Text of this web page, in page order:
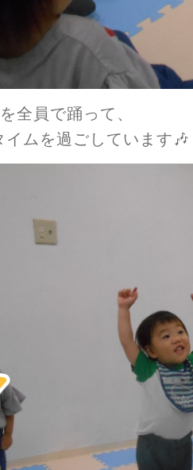
全員で踊って、
イムを過ごしています🎶